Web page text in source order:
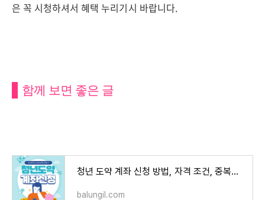
은 꼭 시청하셔서 혜택 누리기시 바랍니다.
함께 보면 좋은 글
청년 도약 계좌 신청 방법, 자격 조건, 중복가입 금융상품
balungil.com